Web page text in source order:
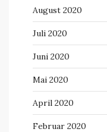
August 2020
Juli 2020
Juni 2020
Mai 2020
April 2020
Februar 2020